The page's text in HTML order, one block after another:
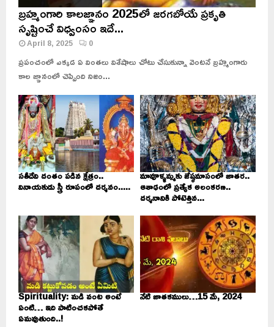
బ్రహ్మంగారి కాలజ్ఞానం 2025లో జరగబోయే ప్రకృతి
సృష్టించే విధ్వంసం ఇదే...
April 8, 2025 0
ప్రపంచంలో ఎక్కడ ఏ వింతలు విశేషాలు చోటు చేసుకున్నా వెంటనే బ్రహ్మంగారు
కాల జ్ఞానంలో చెప్పింది నిజం...
సతీదేవి దంతం పడిన క్షేత్రం..
వినాయకుడు స్త్రీ రూపంలో దర్శనం.....
మావూళ్ళమ్మకు జేష్ఠమాసంలో జాతర..
ఆశాఢంలో ప్రత్యేక అలంకరణ..
దర్శనానికి పోటెత్తిన...
Spirituality: మడి వంట అంటే
ఏంటి… ఇది పాటించకపోతే
ఏమవుతుంది..!
నేటి జాతకములు…15 మే, 2024